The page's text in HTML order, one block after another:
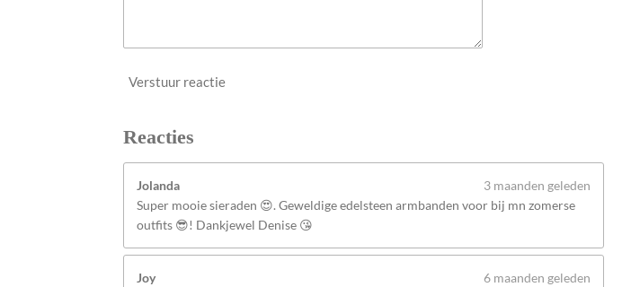
Verstuur reactie
Reacties
Jolanda
3 maanden geleden
Super mooie sieraden 😍. Geweldige edelsteen armbanden voor bij mn zomerse
outfits 😎! Dankjewel Denise 😘
Joy
6 maanden geleden